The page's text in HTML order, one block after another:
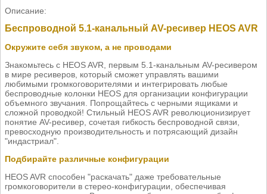
Описание:
Беспроводной 5.1-канальный AV-ресивер HEOS AVR
Окружите себя звуком, а не проводами
Знакомьтесь с HEOS AVR, первым 5.1-канальным AV-ресивером
в мире ресиверов, который сможет управлять вашими
любимыми громкоговорителями и интегрировать любые
беспроводные колонки HEOS для организации конфигурации
объемного звучания. Попрощайтесь с черными ящиками и
сложной проводкой! Стильный HEOS AVR революционизирует
понятие AV-ресивер, сочетая гибкость беспроводной связи,
превосходную производительность и потрясающий дизайн
"индастриал".
Подбирайте различные конфигурации
HEOS AVR способен "раскачать" даже требовательные
громкоговорители в стерео-конфигурации, обеспечивая